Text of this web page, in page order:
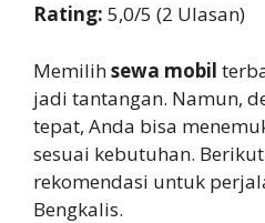
Rating: 5,0/5 (2 Ulasan)
Memilihsewa mobil
jadi tantangan. Namun,
tepat, Anda bisa
sesuai kebutuhan.
rekomendasi untuk
Bengkalis.